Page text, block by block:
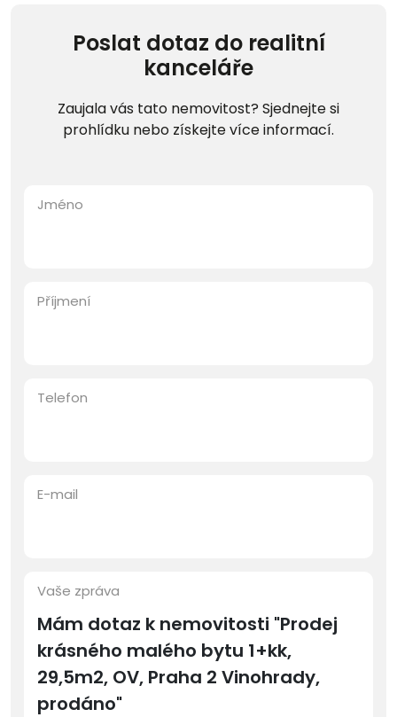
Poslat dotaz do realitní
kanceláře
Zaujala vás tato nemovitost? Sjednejte si
prohlídku nebo získejte více informací.
Jméno
Příjmení
Telefon
E-mail
Vaše zpráva